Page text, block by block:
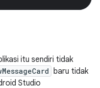
itu sendiri tidak
baru tidak
Studio